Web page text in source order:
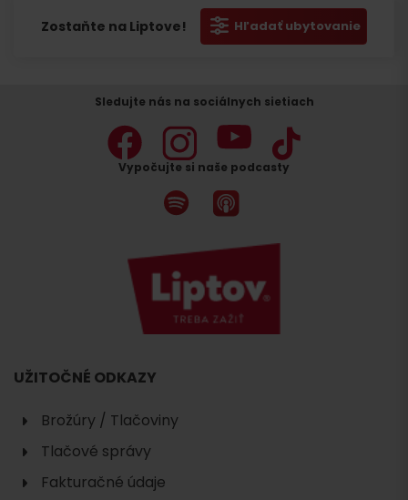
Zostaňte na Liptove! Hľadať ubytovanie
Sledujte nás na sociálnych sietiach
Vypočujte si naše podcasty
UŽITOČNÉ ODKAZY
Brožúry / Tlačoviny
Tlačové správy
Fakturačné údaje